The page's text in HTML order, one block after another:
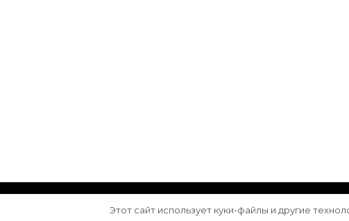
© Авторское право 2026 . Все права защищены.
Этот сайт использует куки-файлы и другие